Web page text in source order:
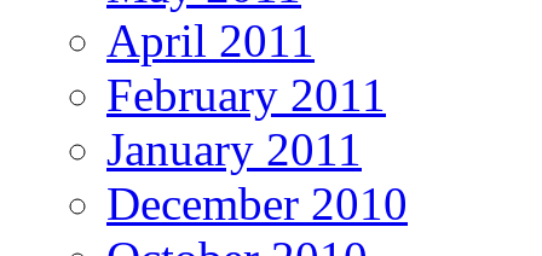
April 2011
February 2011
January 2011
December 2010